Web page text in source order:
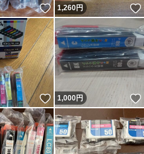
いいね！
1,260円
いいね！
1,000円